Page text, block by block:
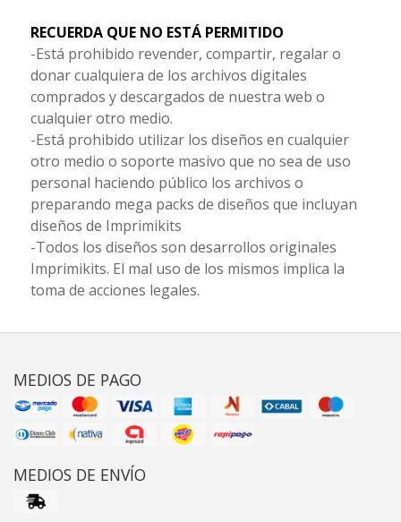
RECUERDA QUE NO ESTÁ PERMITIDO
-Está prohibido revender, compartir, regalar o
donar cualquiera de los archivos digitales
comprados y descargados de nuestra web o
cualquier otro medio.
-Está prohibido utilizar los diseños en cualquier
otro medio o soporte masivo que no sea de uso
personal haciendo público los archivos o
preparando mega packs de diseños que incluyan
diseños de Imprimikits
-Todos los diseños son desarrollos originales
Imprimikits. El mal uso de los mismos implica la
toma de acciones legales.
MEDIOS DE PAGO
MEDIOS DE ENVÍO